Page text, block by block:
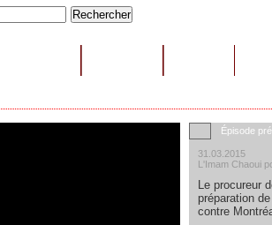
Épisode
31.03.2015
L'Imam Chaoui
Le procureur
préparation
contre